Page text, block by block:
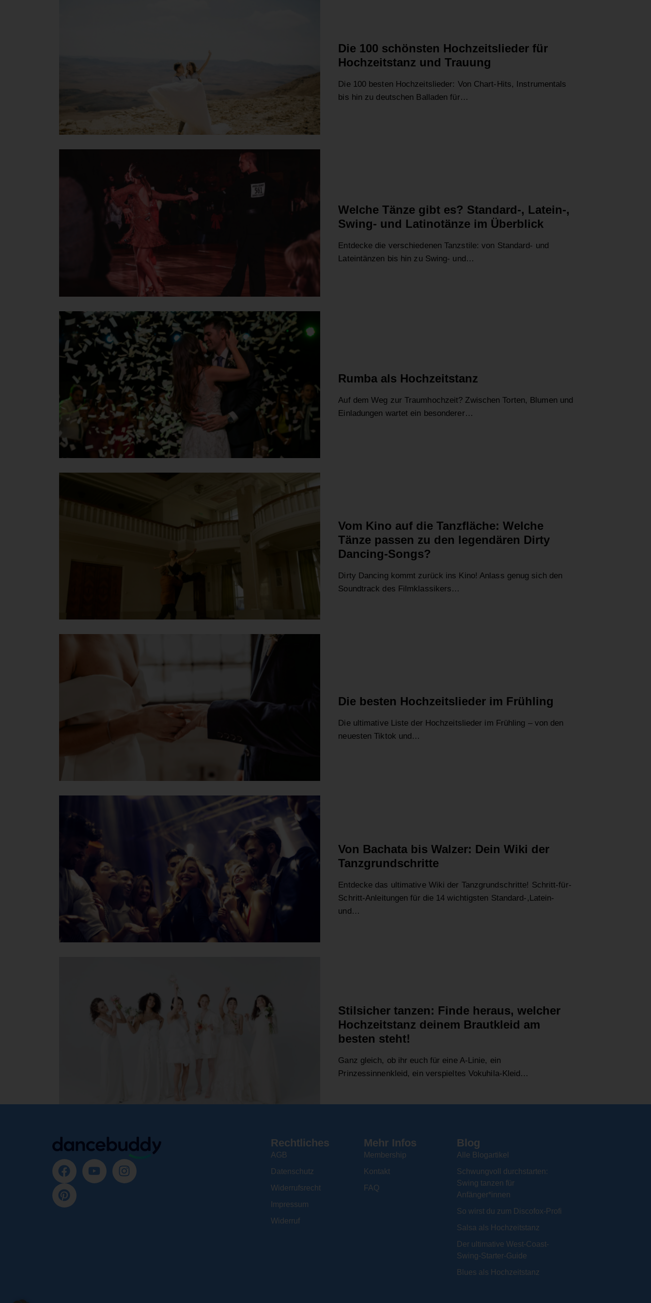
Die 100 schönsten Hochzeitslieder für
Hochzeitstanz und Trauung
Die 100 besten Hochzeitslieder: Von Chart-Hits, Instrumentals
bis hin zu deutschen Balladen für…
Welche Tänze gibt es? Standard-, Latein-,
Swing- und Latinotänze im Überblick
Entdecke die verschiedenen Tanzstile: von Standard- und
Lateintänzen bis hin zu Swing- und…
Rumba als Hochzeitstanz
Auf dem Weg zur Traumhochzeit? Zwischen Torten, Blumen und
Einladungen wartet ein besonderer…
Vom Kino auf die Tanzfläche: Welche
Tänze passen zu den legendären Dirty
Dancing-Songs?
Dirty Dancing kommt zurück ins Kino! Anlass genug sich den
Soundtrack des Filmklassikers…
Die besten Hochzeitslieder im Frühling
Die ultimative Liste der Hochzeitslieder im Frühling – von den
neuesten Tiktok und…
Von Bachata bis Walzer: Dein Wiki der
Tanzgrundschritte
Entdecke das ultimative Wiki der Tanzgrundschritte! Schritt-für-
Schritt-Anleitungen für die 14 wichtigsten Standard-,Latein-
und…
Stilsicher tanzen: Finde heraus, welcher
Hochzeitstanz deinem Brautkleid am
besten steht!
Ganz gleich, ob ihr euch für eine A-Linie, ein
Prinzessinnenkleid, ein verspieltes Vokuhila-Kleid…
Rechtliches
AGB
Datenschutz
Widerrufsrecht
Impressum
Widerruf
Mehr Infos
Membership
Kontakt
FAQ
Blog
Alle Blogartikel
Schwungvoll durchstarten:
Swing tanzen für
Anfänger*innen
So wirst du zum Discofox-Profi
Salsa als Hochzeitstanz
Der ultimative West-Coast-
Swing-Starter-Guide
Blues als Hochzeitstanz